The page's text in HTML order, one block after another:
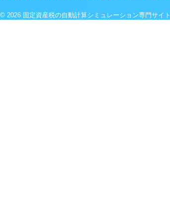
© 2026 固定資産税の自動計算シミュレーション専門サイト